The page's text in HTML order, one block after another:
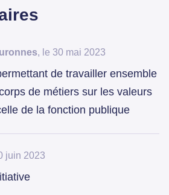
, le 30 mai 2023
de travailler ensemble
de métiers sur les valeurs
de la fonction publique
juin 2023